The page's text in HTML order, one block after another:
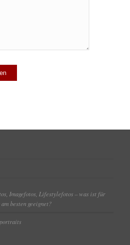
Imagefotos, Lifestylefotos – was ist für
besten geeignet?